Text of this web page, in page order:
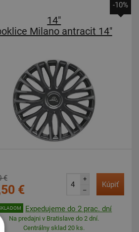
-10%
14"
Milano antracit 14"
€
€
+
–
Kúpiť
Expedujeme do 2 prac. dní
Na predajni v Bratislave do 2 dní.
Centrálny sklad 20 ks.